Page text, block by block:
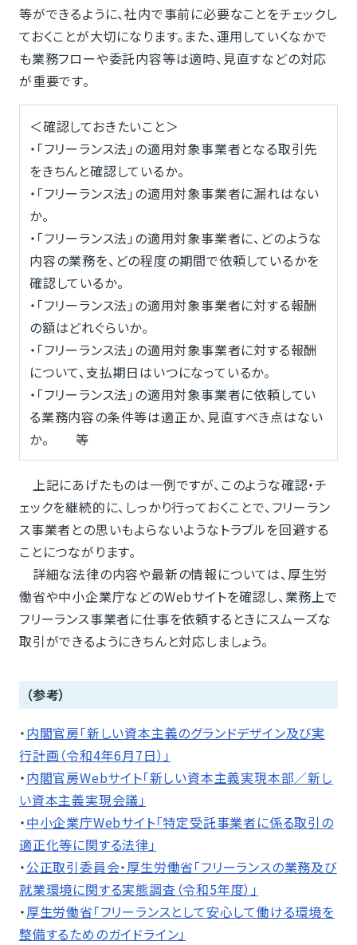
等ができるように、社内で事前に必要なことをチェックし
ておくことが大切になります。また、運用していくなかで
も業務フローや委託内容等は適時、見直すなどの対応
が重要です。
＜確認しておきたいこと＞
・「フリーランス法」の適用対象事業者となる取引先
をきちんと確認しているか。
・「フリーランス法」の適用対象事業者に漏れはない
か。
・「フリーランス法」の適用対象事業者に、どのような
内容の業務を、どの程度の期間で依頼しているかを
確認しているか。
・「フリーランス法」の適用対象事業者に対する報酬
の額はどれぐらいか。
・「フリーランス法」の適用対象事業者に対する報酬
について、支払期日はいつになっているか。
・「フリーランス法」の適用対象事業者に依頼してい
る業務内容の条件等は適正か、見直すべき点はない
か。 等
上記にあげたものは一例ですが、このような確認・チ
ェックを継続的に、しっかり行っておくことで、フリーラン
ス事業者との思いもよらないようなトラブルを回避する
ことにつながります。
詳細な法律の内容や最新の情報については、厚生労
働省や中小企業庁などのWebサイトを確認し、業務上で
フリーランス事業者に仕事を依頼するときにスムーズな
取引ができるようにきちんと対応しましょう。
（参考）
・内閣官房「新しい資本主義のグランドデザイン及び実
行計画（令和4年6月7日）」
・内閣官房Webサイト「新しい資本主義実現本部／新し
い資本主義実現会議」
・中小企業庁Webサイト「特定受託事業者に係る取引の
適正化等に関する法律」
・公正取引委員会・厚生労働省「フリーランスの業務及び
就業環境に関する実態調査（令和5年度）」
・厚生労働省「フリーランスとして安心して働ける環境を
整備するためのガイドライン」